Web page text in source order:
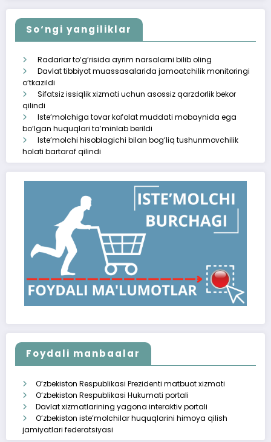
So‘ngi yangiliklar
Radarlar to‘g‘risida ayrim narsalarni bilib oling
Davlat tibbiyot muassasalarida jamoatchilik monitoringi
o‘tkazildi
Sifatsiz issiqlik xizmati uchun asossiz qarzdorlik bekor
qilindi
Iste’molchiga tovar kafolat muddati mobaynida ega
bo‘lgan huquqlari ta’minlab berildi
Iste’molchi hisoblagichi bilan bog‘liq tushunmovchilik
holati bartaraf qilindi
Foydali manbaalar
O’zbekiston Respublikasi Prezidenti matbuot xizmati
O‘zbekiston Respublikasi Hukumati portali
Davlat xizmatlarining yagona interaktiv portali
O’zbekiston iste’molchilar huquqlarini himoya qilish
jamiyatlari federatsiyasi